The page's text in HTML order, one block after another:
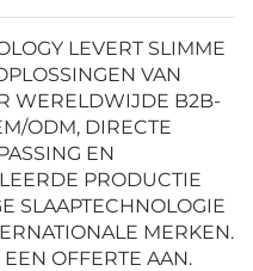
LEVERT SLIMME
VAN
WERELDWIJDE B2B-
ODM, DIRECTE
EN
PRODUCTIE
SLAAPTECHNOLOGIE
MERKEN.
OFFERTE AAN.